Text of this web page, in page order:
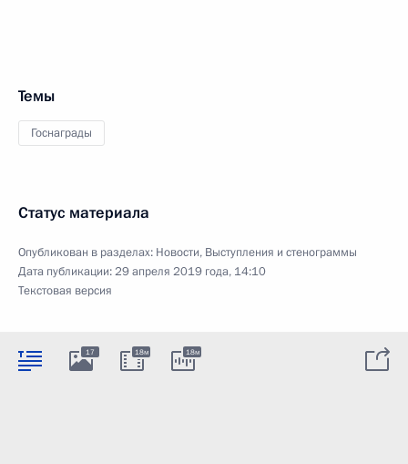
Темы
Госнаграды
Статус материала
Опубликован в разделах: Новости, Выступления и стенограммы
Дата публикации:29 апреля 2019 года, 14:10
Текстовая версия
17 18м 18м